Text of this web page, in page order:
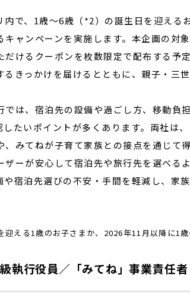
で、1歳～6歳（*2）の誕生日を迎える
ャンペーンを実施します。本企画の対
だけるクーポンを枚数限定で配布する予
きっかけを届けるとともに、親子・三
は、宿泊先の設備や過ごし方、移動負
たいポイントが多くあります。両社は
みてねが子育て家族との接点を通じて
ーが安心して宿泊先や旅行先を選べる
や宿泊先選びの不安・手間を軽減し、家
迎える1歳のお子さまか、2026年11月以降に1
執行役員／「みてね」事業責任者